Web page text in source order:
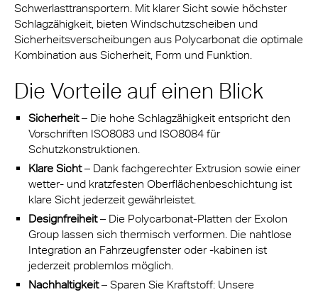
Schwerlasttransportern. Mit klarer Sicht sowie höchster
Schlagzähigkeit, bieten Windschutzscheiben und
Sicherheitsverscheibungen aus Polycarbonat die optimale
Kombination aus Sicherheit, Form und Funktion.
Die Vorteile auf einen Blick
Sicherheit– Die hohe Schlagzähigkeit entspricht den
Vorschriften ISO8083 und ISO8084 für
Schutzkonstruktionen.
Klare Sicht– Dank fachgerechter Extrusion sowie einer
wetter- und kratzfesten Oberflächenbeschichtung ist
klare Sicht jederzeit gewährleistet.
Designfreiheit– Die Polycarbonat-Platten der Exolon
Group lassen sich thermisch verformen. Die nahtlose
Integration an Fahrzeugfenster oder -kabinen ist
jederzeit problemlos möglich.
Nachhaltigkeit– Sparen Sie Kraftstoff: Unsere